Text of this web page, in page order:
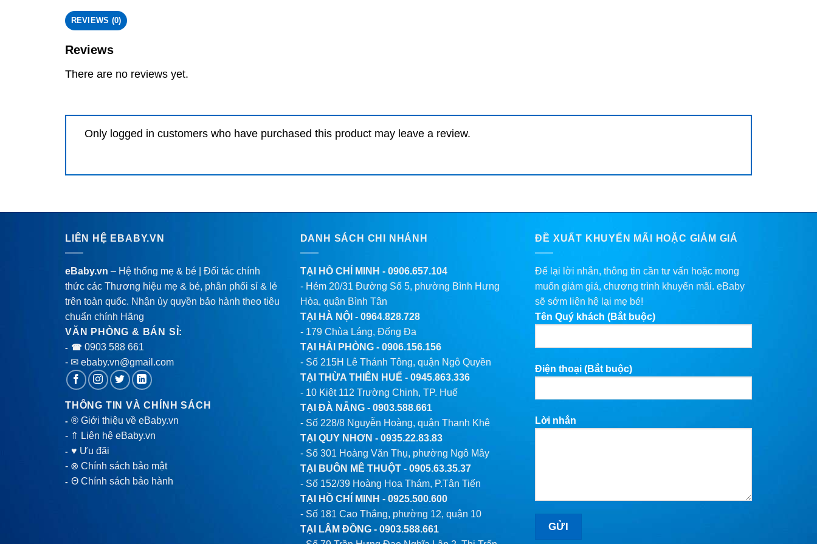
REVIEWS (0)
Reviews
There are no reviews yet.
Only logged in customers who have purchased this product may leave a review.
LIÊN HỆ EBABY.VN
eBaby.vn – Hệ thống mẹ & bé | Đối tác chính
thức các Thương hiệu mẹ & bé, phân phối sỉ & lẻ
trên toàn quốc. Nhận ủy quyền bảo hành theo tiêu
chuẩn chính Hãng
VĂN PHÒNG & BÁN SỈ:
- ☎ 0903 588 661
- ✉ ebaby.vn@gmail.com
THÔNG TIN VÀ CHÍNH SÁCH
-® Giới thiệu về eBaby.vn
- ⇑ Liên hệ eBaby.vn
-♥ Ưu đãi
- ⊗ Chính sách bảo mật
-Θ Chính sách bảo hành
DANH SÁCH CHI NHÁNH
TẠI HỒ CHÍ MINH - 0906.657.104
- Hẻm 20/31 Đường Số 5, phường Bình Hưng
Hòa, quận Bình Tân
TẠI HÀ NỘI - 0964.828.728
- 179 Chùa Láng, Đống Đa
TẠI HẢI PHÒNG - 0906.156.156
- Số 215H Lê Thánh Tông, quận Ngô Quyền
TẠI THỪA THIÊN HUẾ - 0945.863.336
- 10 Kiệt 112 Trường Chinh, TP. Huế
TẠI ĐÀ NẴNG - 0903.588.661
- Số 228/8 Nguyễn Hoàng, quận Thanh Khê
TẠI QUY NHƠN - 0935.22.83.83
- Số 301 Hoàng Văn Thụ, phường Ngô Mây
TẠI BUÔN MÊ THUỘT - 0905.63.35.37
- Số 152/39 Hoàng Hoa Thám, P.Tân Tiến
TẠI HỒ CHÍ MINH - 0925.500.600
- Số 181 Cao Thắng, phường 12, quận 10
TẠI LÂM ĐỒNG - 0903.588.661
ĐỀ XUẤT KHUYẾN MÃI HOẶC GIẢM GIÁ
Để lại lời nhắn, thông tin cần tư vấn hoặc mong
muốn giảm giá, chương trình khuyến mãi. eBaby
sẽ sớm liện hệ lại mẹ bé!
Tên Quý khách (Bắt buộc)
Điện thoại (Bắt buộc)
Lời nhắn